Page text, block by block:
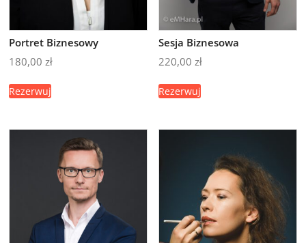
Portret Biznesowy
180,00zł
Rezerwuj
Sesja Biznesowa
220,00zł
Rezerwuj